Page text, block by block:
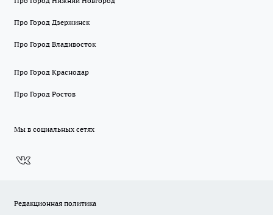
Про Город Дзержинск
Про Город Владивосток
Про Город Краснодар
Про Город Ростов
Мы в социальных сетях
Редакционная политика